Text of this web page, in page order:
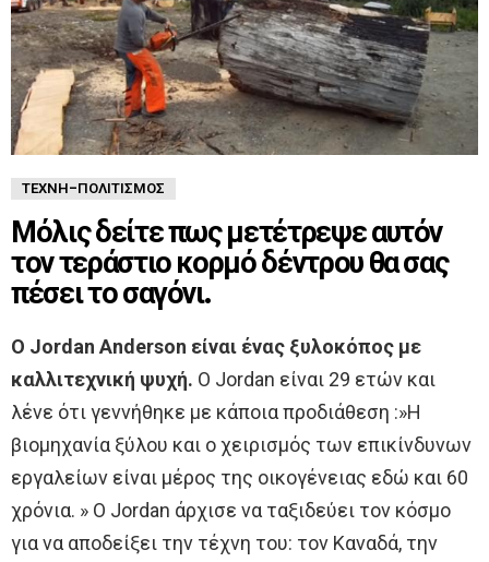
ΤΈΧΝΗ-ΠΟΛΙΤΙΣΜΌΣ
Μόλις δείτε πως μετέτρεψε αυτόν
τον τεράστιο κορμό δέντρου θα σας
πέσει το σαγόνι.
Ο Jordan Anderson είναι ένας ξυλοκόπος με
καλλιτεχνική ψυχή. Ο Jordan είναι 29 ετών και
λένε ότι γεννήθηκε με κάποια προδιάθεση :»Η
βιομηχανία ξύλου και ο χειρισμός των επικίνδυνων
εργαλείων είναι μέρος της οικογένειας εδώ και 60
χρόνια. » Ο Jordan άρχισε να ταξιδεύει τον κόσμο
για να αποδείξει την τέχνη του: τον Καναδά, την